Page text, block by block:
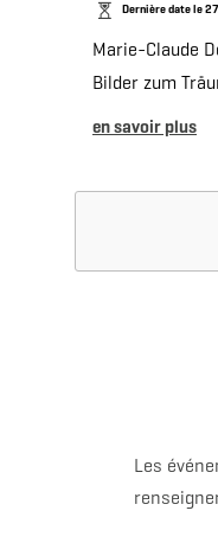
Dernière date le
Marie-Claude
Bilder zum
en savoir plus
Les